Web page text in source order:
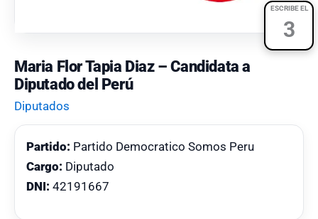
ESCRIBE EL
3
Maria Flor Tapia Diaz – Candidata a
Diputado del Perú
Diputados
Partido: Partido Democratico Somos Peru
Cargo: Diputado
DNI: 42191667